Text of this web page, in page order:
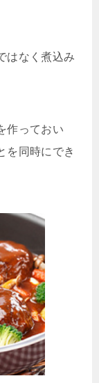
はなく煮込み
作っておい
を同時にでき